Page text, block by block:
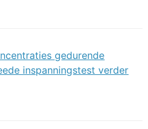
gedurende
inspanningstest verder